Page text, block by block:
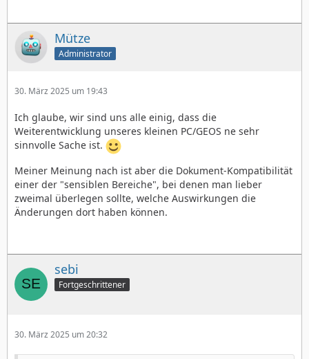
Mütze
Administrator
30. März 2025 um 19:43
Ich glaube, wir sind uns alle einig, dass die
Weiterentwicklung unseres kleinen PC/GEOS ne sehr
sinnvolle Sache ist.
Meiner Meinung nach ist aber die Dokument-Kompatibilität
einer der "sensiblen Bereiche", bei denen man lieber
zweimal überlegen sollte, welche Auswirkungen die
Änderungen dort haben können.
sebi
Fortgeschrittener
30. März 2025 um 20:32